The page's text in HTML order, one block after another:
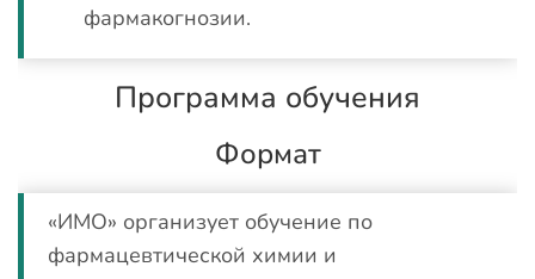
фармакогнозии.
Программа обучения
Формат
«ИМО» организует обучение по
фармацевтической химии и